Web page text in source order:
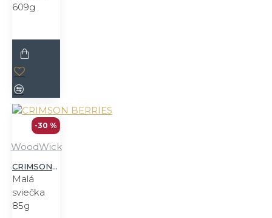
609g
-30 %
WoodWick
CRIMSON BERRIES
Malá
sviečka
85g